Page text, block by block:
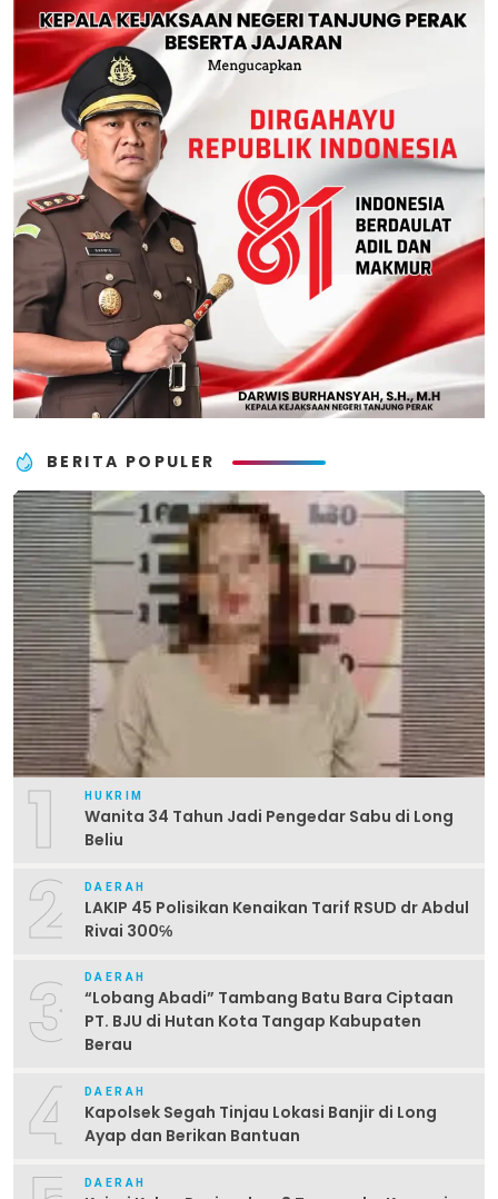
BERITA POPULER
1 HUKRIM
Wanita 34 Tahun Jadi Pengedar Sabu di Long
Beliu
2 DAERAH
LAKIP 45 Polisikan Kenaikan Tarif RSUD dr Abdul
Rivai 300℅
3 DAERAH
“Lobang Abadi” Tambang Batu Bara Ciptaan
PT. BJU di Hutan Kota Tangap Kabupaten
Berau
4 DAERAH
Kapolsek Segah Tinjau Lokasi Banjir di Long
Ayap dan Berikan Bantuan
DAERAH